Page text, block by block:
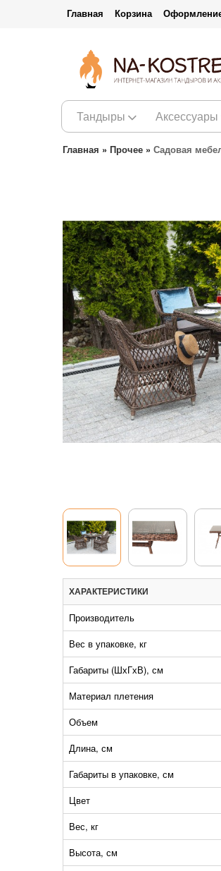
Главная Корзина
Тандыры Аксессуары
Главная » Прочее » Садовая
ХАРАКТЕРИСТИКИ
Производитель
Вес в упаковке, кг
Габариты (ШхГхВ), см
Материал плетения
Объем
Длина, см
Габариты в упаковке, см
Цвет
Вес, кг
Высота, см